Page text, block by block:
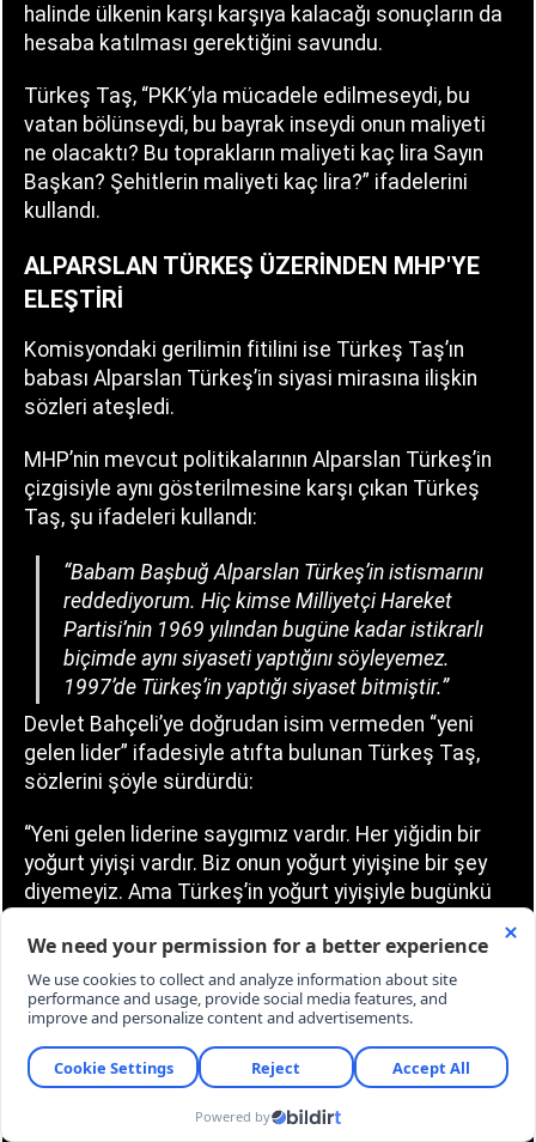
halinde ülkenin karşı karşıya kalacağı sonuçların da
hesaba katılması gerektiğini savundu.
Türkeş Taş, “PKK’yla mücadele edilmeseydi, bu
vatan bölünseydi, bu bayrak inseydi onun maliyeti
ne olacaktı? Bu toprakların maliyeti kaç lira Sayın
Başkan? Şehitlerin maliyeti kaç lira?” ifadelerini
kullandı.
ALPARSLAN TÜRKEŞ ÜZERİNDEN MHP'YE
ELEŞTİRİ
Komisyondaki gerilimin fitilini ise Türkeş Taş’ın
babası Alparslan Türkeş’in siyasi mirasına ilişkin
sözleri ateşledi.
MHP’nin mevcut politikalarının Alparslan Türkeş’in
çizgisiyle aynı gösterilmesine karşı çıkan Türkeş
Taş, şu ifadeleri kullandı:
“Babam Başbuğ Alparslan Türkeş’in istismarını
reddediyorum. Hiç kimse Milliyetçi Hareket
Partisi’nin 1969 yılından bugüne kadar istikrarlı
biçimde aynı siyaseti yaptığını söyleyemez.
1997’de Türkeş’in yaptığı siyaset bitmiştir.”
Devlet Bahçeli’ye doğrudan isim vermeden “yeni
gelen lider” ifadesiyle atıfta bulunan Türkeş Taş,
sözlerini şöyle sürdürdü:
“Yeni gelen liderine saygımız vardır. Her yiğidin bir
yoğurt yiyişi vardır. Biz onun yoğurt yiyişine bir şey
diyemeyiz. Ama Türkeş’in yoğurt yiyişiyle bugünkü
“KENDİ YAPTIKLARI PİSLİKLERİ TÜRKEŞ’LE
AKLAYAMAZLAR”
Türkeş Taş’ın konuşmasının en sert bölümü ise
MHP’nin bugünkü siyasetini babasının siyasi mirası
üzerinden meşrulaştırmaya çalıştığını savunduğu